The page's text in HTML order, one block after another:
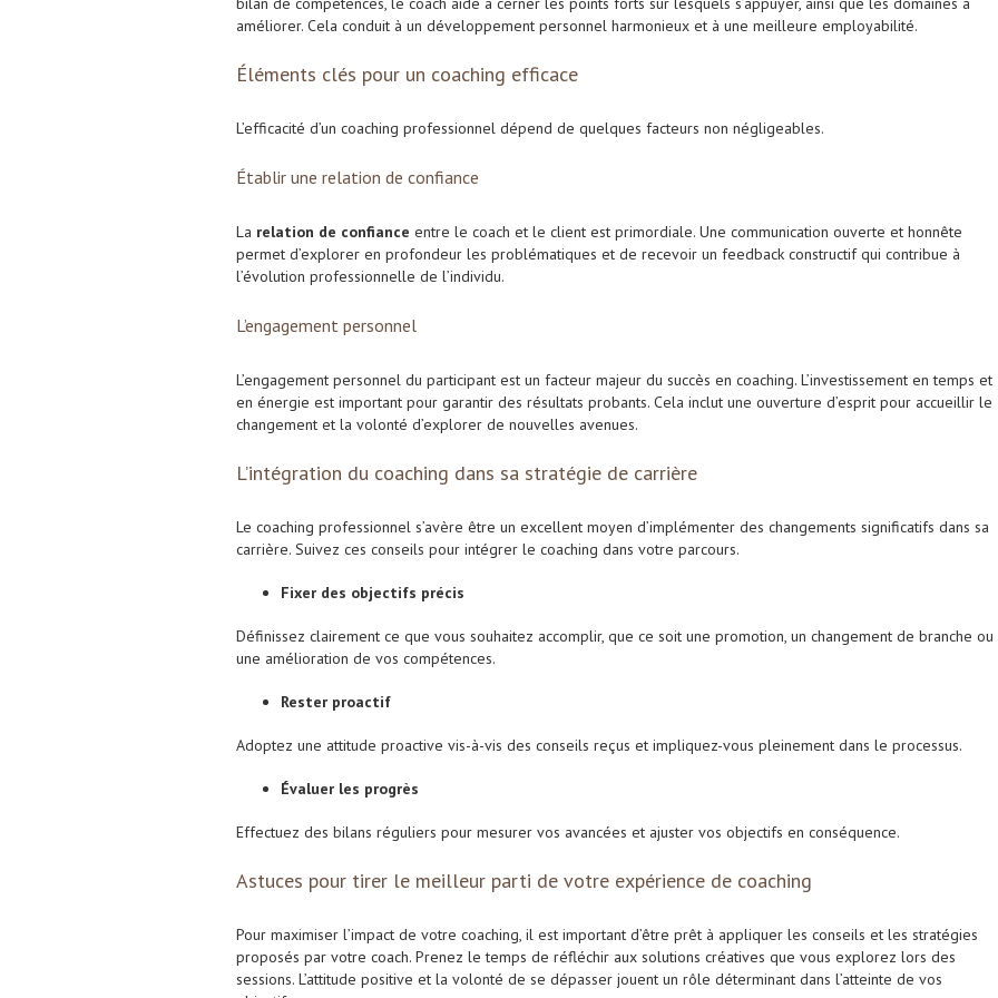
améliorer. Cela conduit à un développement personnel harmonieux et à une meilleure employabilité.
Éléments clés pour un coaching efficace
L’efficacité d’un coaching professionnel dépend de quelques facteurs non négligeables.
Établir une relation de confiance
La relation de confiance entre le coach et le client est primordiale. Une communication ouverte et honnête
permet d’explorer en profondeur les problématiques et de recevoir un feedback constructif qui contribue à
l’évolution professionnelle de l’individu.
L’engagement personnel
L’engagement personnel du participant est un facteur majeur du succès en coaching. L’investissement en temps et
en énergie est important pour garantir des résultats probants. Cela inclut une ouverture d’esprit pour accueillir le
changement et la volonté d’explorer de nouvelles avenues.
L’intégration du coaching dans sa stratégie de carrière
Le coaching professionnel s’avère être un excellent moyen d’implémenter des changements significatifs dans sa
carrière. Suivez ces conseils pour intégrer le coaching dans votre parcours.
Fixer des objectifs précis
Définissez clairement ce que vous souhaitez accomplir, que ce soit une promotion, un changement de branche ou
une amélioration de vos compétences.
Rester proactif
Adoptez une attitude proactive vis-à-vis des conseils reçus et impliquez-vous pleinement dans le processus.
Évaluer les progrès
Effectuez des bilans réguliers pour mesurer vos avancées et ajuster vos objectifs en conséquence.
Astuces pour tirer le meilleur parti de votre expérience de coaching
Pour maximiser l’impact de votre coaching, il est important d’être prêt à appliquer les conseils et les stratégies
proposés par votre coach. Prenez le temps de réfléchir aux solutions créatives que vous explorez lors des
sessions. L’attitude positive et la volonté de se dépasser jouent un rôle déterminant dans l’atteinte de vos